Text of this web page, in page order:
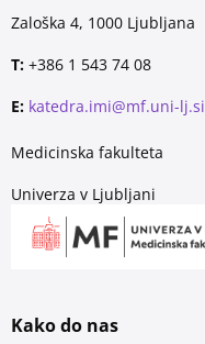
Zaloška 4, 1000 Ljubljana
T: +386 1 543 74 08
E: katedra.imi@mf.uni-lj.si
Medicinska fakulteta
Univerza v Ljubljani
Kako do nas